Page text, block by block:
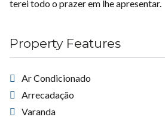
terei todo o prazer em lhe apresentar.
Property Features
Ar Condicionado
Arrecadação
Varanda